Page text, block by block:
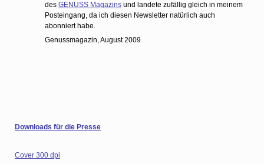
des GENUSS Magazins und landete zufällig gleich in meinem
Posteingang, da ich diesen Newsletter natürlich auch
abonniert habe.
Genussmagazin, August 2009
Downloads für die Presse
Cover 300 dpi